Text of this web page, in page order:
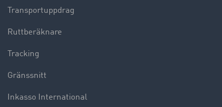
Transportuppdrag
Ruttberäknare
Tracking
Gränssnitt
Inkasso International